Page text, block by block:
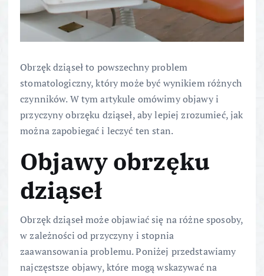
Obrzęk dziąseł to powszechny problem
stomatologiczny, który może być wynikiem różnych
czynników. W tym artykule omówimy objawy i
przyczyny obrzęku dziąseł, aby lepiej zrozumieć, jak
można zapobiegać i leczyć ten stan.
Objawy obrzęku
dziąseł
Obrzęk dziąseł może objawiać się na różne sposoby,
w zależności od przyczyny i stopnia
zaawansowania problemu. Poniżej przedstawiamy
najczęstsze objawy, które mogą wskazywać na